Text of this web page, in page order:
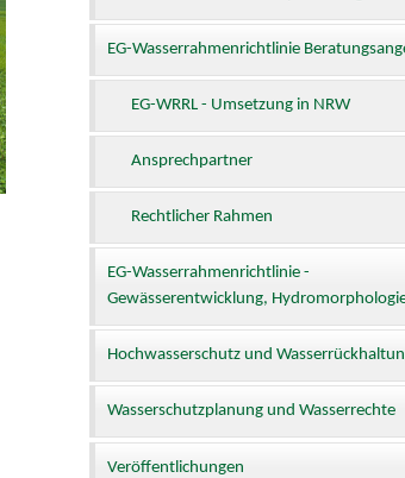
EG-Wasserrahmenrichtlinie
EG-WRRL - Umsetzung in NRW
Ansprechpartner
Rechtlicher Rahmen
EG-Wasserrahmenrichtlinie -
Gewässerentwicklung,
Hochwasserschutz und
Wasserschutzplanung und Wasserrechte
Veröffentlichungen